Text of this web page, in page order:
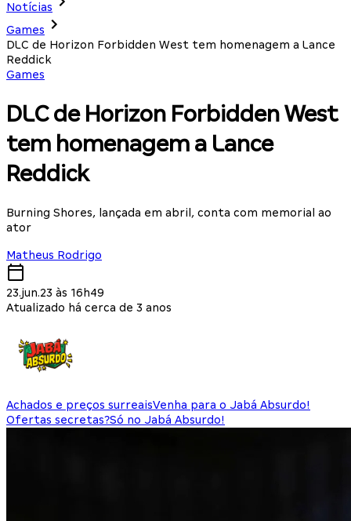
Notícias
Games
DLC de Horizon Forbidden West tem homenagem a Lance
Reddick
Games
DLC de Horizon Forbidden West
tem homenagem a Lance
Reddick
Burning Shores, lançada em abril, conta com memorial ao
ator
Matheus Rodrigo
23.jun.23 às 16h49
Atualizado há cerca de 3 anos
Achados e preços surreaisVenha para o Jabá Absurdo!
Ofertas secretas?Só no Jabá Absurdo!